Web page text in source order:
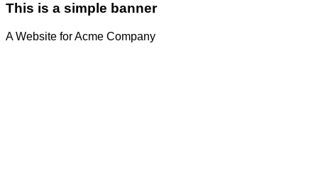
This is a simple banner
A Website for Acme Company